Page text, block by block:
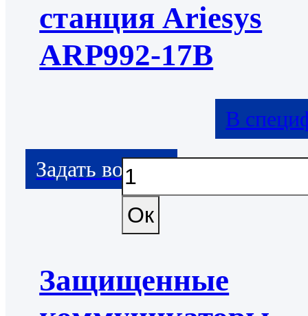
станция Ariesys
ARP992-17B
В
Защищенные